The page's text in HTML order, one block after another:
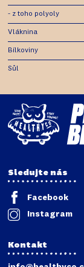
- z toho polyoly
Vláknina
Bílkoviny
Sůl
Sledujte nás
Facebook
Instagram
Kontakt